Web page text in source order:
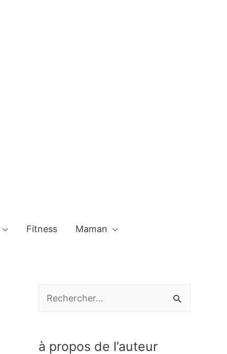
Fitness Maman
h
à propos de l’auteur